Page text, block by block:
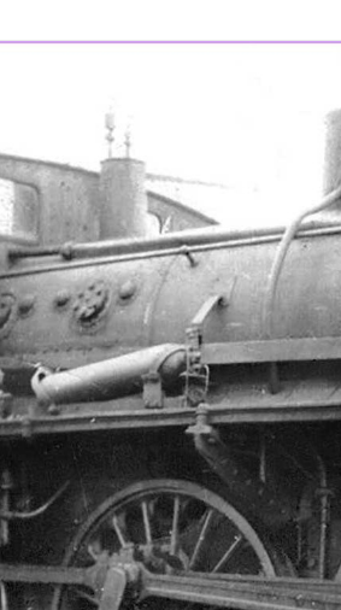
collction." data-
'https://www.srhs.fi/wp-